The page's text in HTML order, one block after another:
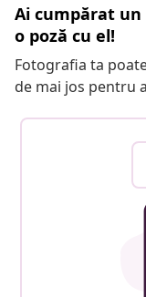
Ai cumpărat un
o poză cu el!
Fotografia ta
de mai jos pentru